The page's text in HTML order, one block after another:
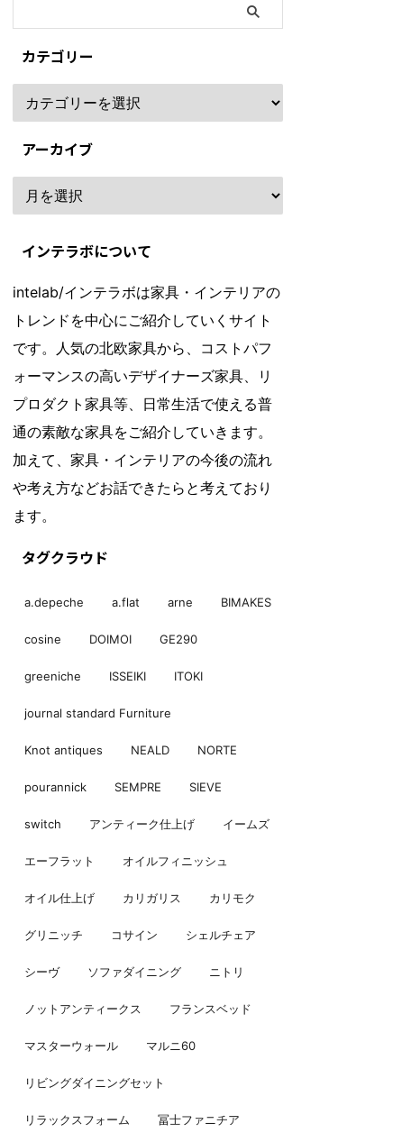
カテゴリー
アーカイブ
インテラボについて
intelab/インテラボは家具・インテリアの
トレンドを中心にご紹介していくサイト
です。人気の北欧家具から、コストパフ
ォーマンスの高いデザイナーズ家具、リ
プロダクト家具等、日常生活で使える普
通の素敵な家具をご紹介していきます。
加えて、家具・インテリアの今後の流れ
や考え方などお話できたらと考えており
ます。
タグクラウド
a.depeche a.flat arne BIMAKES
cosine DOIMOI GE290
greeniche ISSEIKI ITOKI
journal standard Furniture
Knot antiques NEALD NORTE
pourannick SEMPRE SIEVE
switch アンティーク仕上げ イームズ
エーフラット オイルフィニッシュ
オイル仕上げ カリガリス カリモク
グリニッチ コサイン シェルチェア
シーヴ ソファダイニング ニトリ
ノットアンティークス フランスベッド
マスターウォール マルニ60
リビングダイニングセット
リラックスフォーム 冨士ファニチア